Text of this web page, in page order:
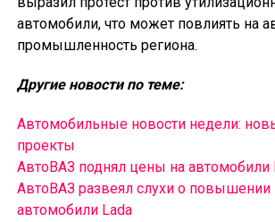
автомобили, что может повлиять на
промышленность региона.
Другие новости по теме:
Автомобильные новости недели:
проекты
АвтоВАЗ поднял цены на автомобили
АвтоВАЗ развеял слухи о повышении
автомобили Lada